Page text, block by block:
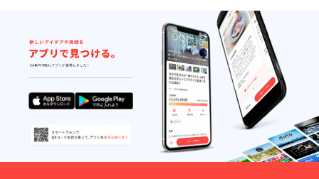
は「掲
載不
要」と
お書き
くださ
い。 ※
備考欄
に通話
希望日
時をお
書きく
い。
9月26日
応いた
しま
す。
画像の
受け渡
しにつ
いて
は、
プロ
ジェク
ト終了
後にお
送りす
るメー